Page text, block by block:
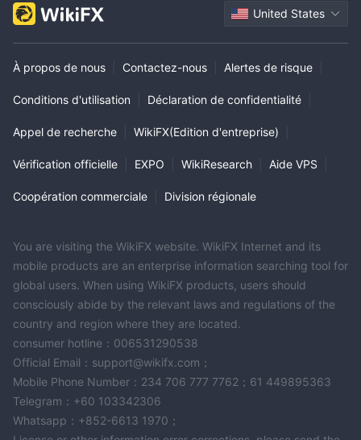
United States
À propos de nous Contactez-nous Alertes de risque
Conditions d'utilisation Déclaration de confidentialité
Appel de recherche WikiFX(Edition d'entreprise)
Vérification officielle EXPO WikiResearch Aide VPS
Coopération commerciale Division régionale
You are visiting the WikiFX website. WikiFX Internet and its
mobile products are an enterprise information searching tool for
global users. When using WikiFX products, users should
consciously abide by the relevant laws and regulations of the
country and region where they are located.
consumer hotline：006531290538
Official Email：support@wikifx.com；
Mobile Phone Number：234 706 777 7762；61 449895363
Telegram：+60 103342306
Whatsapp：+852-6613 1970；